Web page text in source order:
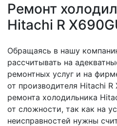
Ремонт
Hitachi R
Обращаясь в нашу
рассчитывать на
ремонтных услуг и на
от производителя Hitachi
ремонта холодильника
от сложности, так как на
неисправностей нужны